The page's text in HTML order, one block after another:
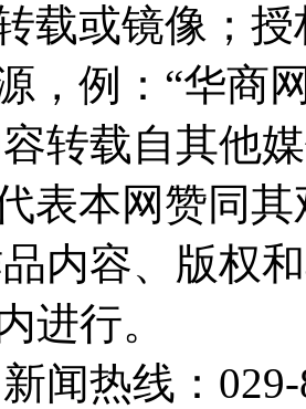
载或镜像；
，例：“华商
转载自其他
表本网赞同
内容、版权
进行。
闻热线：029-